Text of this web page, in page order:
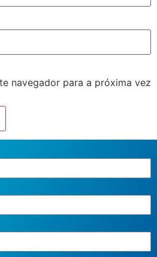
navegador para a próxima vez